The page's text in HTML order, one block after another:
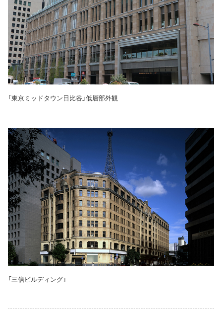
「東京ミッドタウン日比谷」低層部外観
「三信ビルディング」